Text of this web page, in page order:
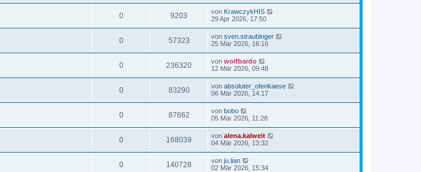
0 9203 von KrawczykHIS
29 Apr 2026, 17:50
0 57323 von sven.straubinger
25 Mär 2026, 16:16
0 236320 von wolfbardo
12 Mär 2026, 09:48
0 83290 von absoluter_ofenkaese
06 Mär 2026, 14:17
0 87662 von bobo
05 Mär 2026, 11:28
0 168039 von alena.kalweit
04 Mär 2026, 13:32
0 140728 von ju.lian
02 Mär 2026, 15:34